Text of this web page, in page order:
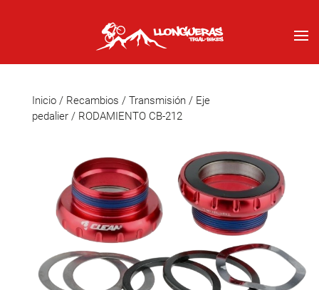
Inicio / Recambios / Transmisión / Eje
pedalier / RODAMIENTO CB-212